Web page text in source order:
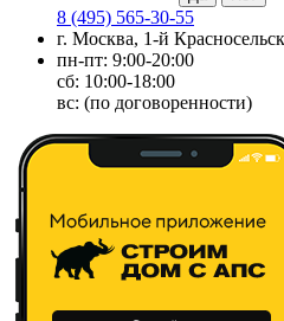
8 (495) 565-30-55
г. Москва, 1-й
пн-пт: 9:00-20:00
сб: 10:00-18:00
вс: (по договоренности)